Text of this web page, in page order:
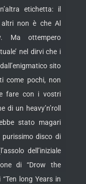
etichetta: il
non è che Al
Ma ottempero
nel dirvi che i
sito
come pochi, non
fare con i vostri
un heavy’n’roll
stato magari
disco di
dell’iniziale
di “Drow the
long Years in